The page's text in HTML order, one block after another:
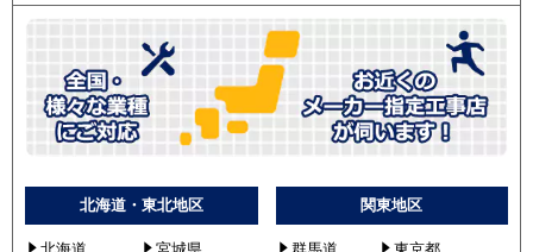
北海道・東北地区 関東地区